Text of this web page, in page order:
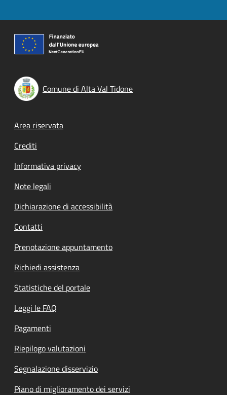
Comune di Alta Val Tidone
Footer menu
Area riservata
Crediti
Informativa privacy
Note legali
Dichiarazione di accessibilità
Contatti
Prenotazione appuntamento
Richiedi assistenza
Statistiche del portale
Leggi le FAQ
Pagamenti
Riepilogo valutazioni
Segnalazione disservizio
Piano di miglioramento dei servizi